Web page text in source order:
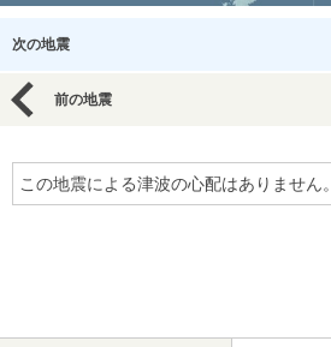
次の地震
前の地震
この地震による津波の心配はありません。